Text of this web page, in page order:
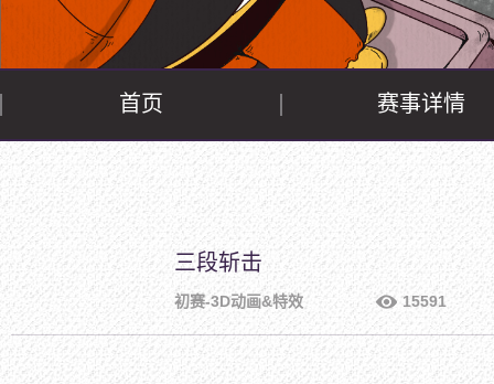
首页 赛事详情
三段斩击
初赛-3D动画&特效 15591